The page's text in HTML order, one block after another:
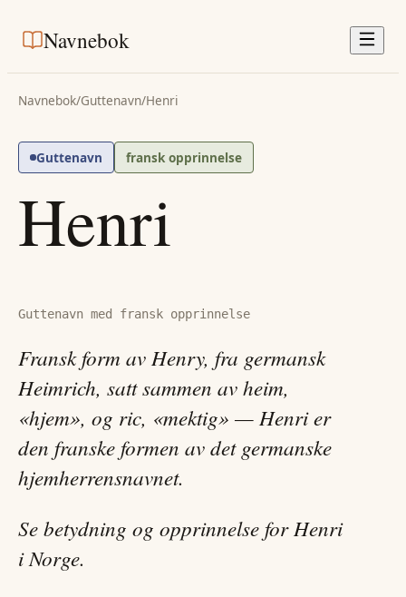
Navnebok
Navnebok/Guttenavn/Henri
Guttenavn fransk opprinnelse
Henri
Guttenavn med fransk opprinnelse
Fransk form av Henry, fra germansk
Heimrich, satt sammen av heim,
«hjem», og ric, «mektig» — Henri er
den franske formen av det germanske
hjemherrensnavnet.
Se betydning og opprinnelse for Henri
i Norge.